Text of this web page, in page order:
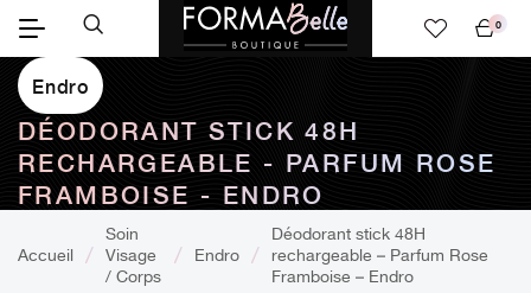
panier
0
Endro
DÉODORANT STICK 48H
RECHARGEABLE - PARFUM ROSE
FRAMBOISE - ENDRO
Accueil
Soin
Visage
/ Corps
Endro
Déodorant stick 48H
rechargeable – Parfum Rose
Framboise – Endro